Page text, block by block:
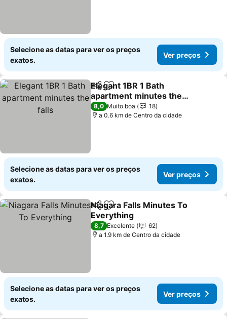
Selecione as datas para ver os preços
exatos.
Ver preços
PartilharAdicionar aos favoritos
Elegant 1BR 1 Bath
apartment minutes the
falls
Ver preços
8,0 Muito boa
18
a 0.6 km de Centro da cidade
Selecione as datas para ver os preços
exatos.
Ver preços
PartilharAdicionar aos favoritos
Niagara Falls Minutes To
Everything
Ver preços
8,7 Excelente
62
a 1.9 km de Centro da cidade
Selecione as datas para ver os preços
exatos.
Ver preços